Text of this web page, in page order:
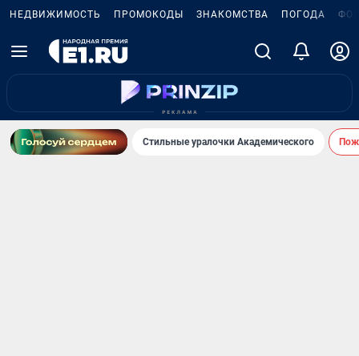
НЕДВИЖИМОСТЬ ПРОМОКОДЫ ЗНАКОМСТВА ПОГОДА
Стильные уралочки Академического